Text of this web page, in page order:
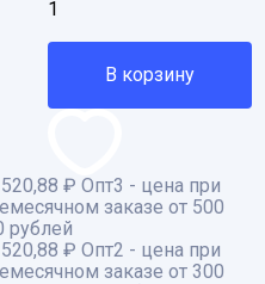
В корзину
520,88 ₽ Опт3 - цена при
заказе от 500
рублей
520,88 ₽ Опт2 - цена при
заказе от 300